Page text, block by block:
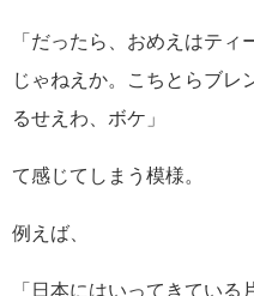
「だったら、おめえはテ
じゃねえか。こちとらブレ
るせえわ、ボケ」
て感じてしまう模様。
例えば、
「日本にはいってきてい